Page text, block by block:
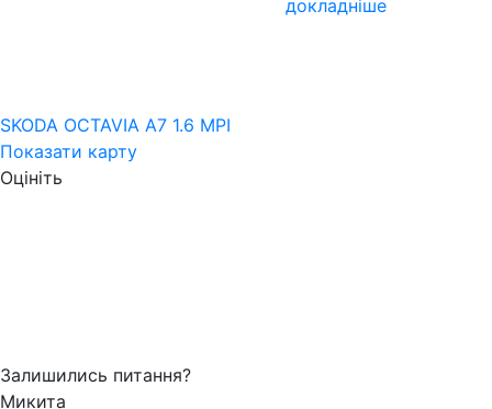
докладніше
SKODA OCTAVIA A7 1.6 MPI
Показати карту
Оцініть
Залишились питання?
Микита